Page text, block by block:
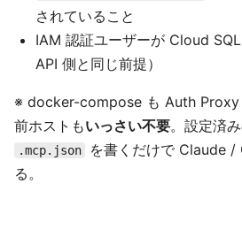
されていること
IAM 認証ユーザーが Cloud
API 側と同じ前提）
※ docker-compose も Auth Proxy
前ホストもいっさい不要。設定済
.mcp.json
を書くだけで Claude
る。